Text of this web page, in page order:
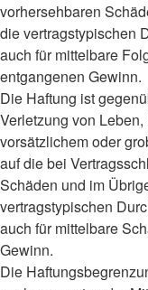
vorhersehbaren
die vertragstypischen
auch für mittelbare
entgangenen Gewinn.
Die Haftung ist
Verletzung von
vorsätzlichem oder
auf die bei
Schäden und im
vertragstypischen
auch für mittelbare
Gewinn.
Die